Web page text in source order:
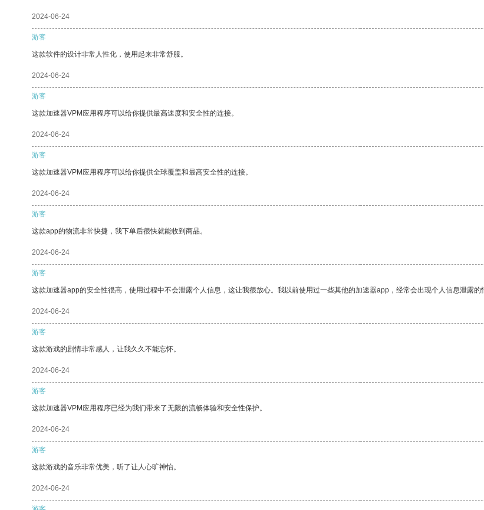
2024-06-24
游客
这款软件的设计非常人性化，使用起来非常舒服。
2024-06-24
游客
这款加速器VPM应用程序可以给你提供最高速度和安全性的连接。
2024-06-24
游客
这款加速器VPM应用程序可以给你提供全球覆盖和最高安全性的连接。
2024-06-24
游客
这款app的物流非常快捷，我下单后很快就能收到商品。
2024-06-24
游客
这款加速器app的安全性很高，使用过程中不会泄露个人信息，这让我很放心。我以前使用过一些其他的加速器app，经常会出现个人信息泄露的
2024-06-24
游客
这款游戏的剧情非常感人，让我久久不能忘怀。
2024-06-24
游客
这款加速器VPM应用程序已经为我们带来了无限的流畅体验和安全性保护。
2024-06-24
游客
这款游戏的音乐非常优美，听了让人心旷神怡。
2024-06-24